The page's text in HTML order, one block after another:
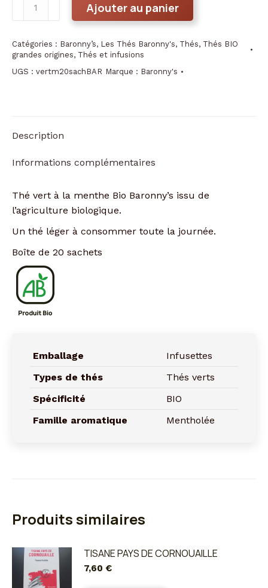
vert
menthe
BIO
Ajouter au panier
Catégories : Baronny’s, Les Thés Baronny's, Thés, Thés BIO
grandes origines, Thés et infusions
UGS : vertm20sachBAR Marque : Baronny's
Description
Informations complémentaires
Thé vert à la menthe Bio Baronny’s issu de
l’agriculture biologique.
Un thé léger à consommer toute la journée.
Boîte de 20 sachets
Emballage
Infusettes
Types de thés
Thés verts
Spécificité
BIO
Famille aromatique
Mentholée
Produits similaires
TISANE PAYS DE CORNOUAILLE
7,60 €